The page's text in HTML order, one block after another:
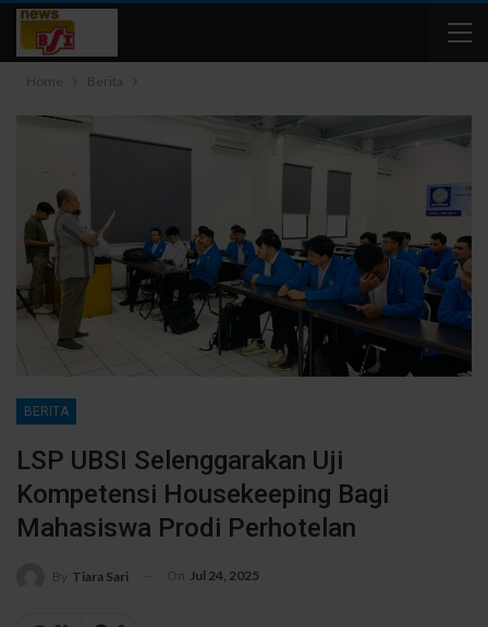
Home Berita
BERITA
LSP UBSI Selenggarakan Uji
Kompetensi Housekeeping Bagi
Mahasiswa Prodi Perhotelan
By Tiara Sari On Jul 24, 2025